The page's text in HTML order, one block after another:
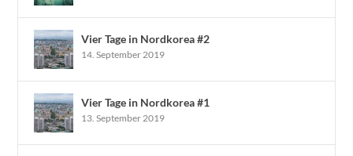
Vier Tage in Nordkorea #2
14. September 2019
Vier Tage in Nordkorea #1
13. September 2019